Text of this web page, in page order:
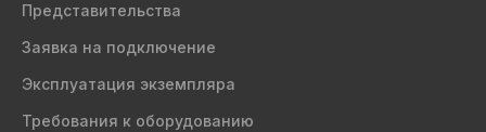
Представительства
Заявка на подключение
Эксплуатация экземпляра
Требования к оборудованию